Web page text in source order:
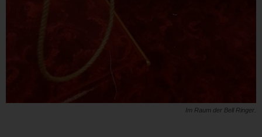
Im Raum der Bell Ringer.